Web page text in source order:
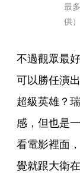
最
供）
不過觀眾最
可以勝任演
超級英雄？
感，但也是
看電影裡面
覺就跟大衛